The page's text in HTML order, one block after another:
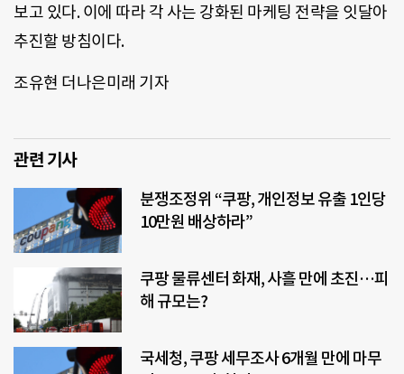
보고 있다. 이에 따라 각 사는 강화된 마케팅 전략을 잇달아
추진할 방침이다.
조유현 더나은미래 기자
관련 기사
분쟁조정위 “쿠팡, 개인정보 유출 1인당
10만원 배상하라”
쿠팡 물류센터 화재, 사흘 만에 초진…피
해 규모는?
국세청, 쿠팡 세무조사 6개월 만에 마무